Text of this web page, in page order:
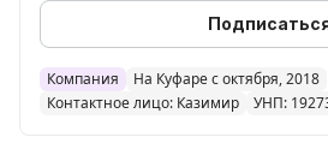
Компания
На Куфаре с октября, 2018
Контактное лицо: Казимир
УНП: